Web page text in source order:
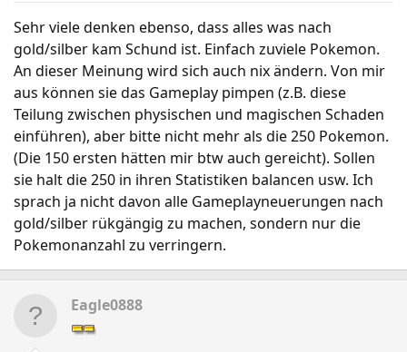
t
e
r
Sehr viele denken ebenso, dass alles was nach
gold/silber kam Schund ist. Einfach zuviele Pokemon.
An dieser Meinung wird sich auch nix ändern. Von mir
aus können sie das Gameplay pimpen (z.B. diese
Teilung zwischen physischen und magischen Schaden
einführen), aber bitte nicht mehr als die 250 Pokemon.
(Die 150 ersten hätten mir btw auch gereicht). Sollen
sie halt die 250 in ihren Statistiken balancen usw. Ich
sprach ja nicht davon alle Gameplayneuerungen nach
gold/silber rükgängig zu machen, sondern nur die
Pokemonanzahl zu verringern.
Eagle0888